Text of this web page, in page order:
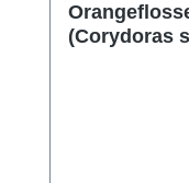
(Corydoras